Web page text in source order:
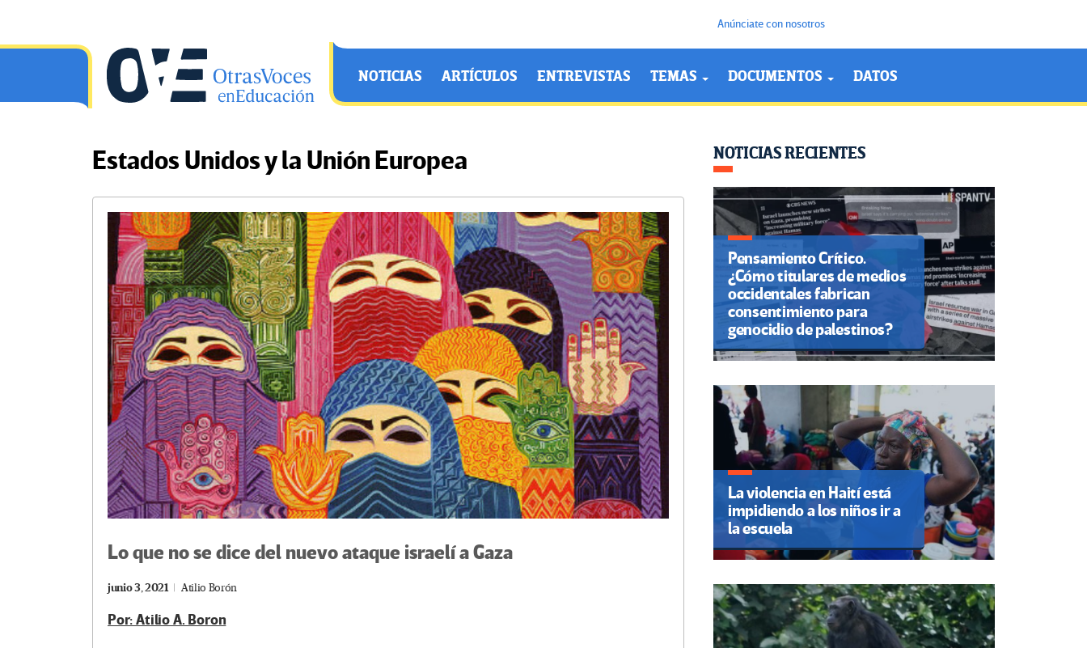
Anúnciate con nosotros
OtrasVocesenEducacion.org
NOTICIAS ARTÍCULOS ENTREVISTAS TEMAS DOCUMENTOS DATOS
Estados Unidos y la Unión Europea
Lo que no se dice del nuevo ataque israelí a Gaza
junio 3, 2021 Atilio Borón
Por: Atilio A. Boron
NOTICIAS RECIENTES
Pensamiento Crítico.
¿Cómo titulares de medios
occidentales fabrican
consentimiento para
genocidio de palestinos?
La violencia en Haití está
impidiendo a los niños ir a
la escuela